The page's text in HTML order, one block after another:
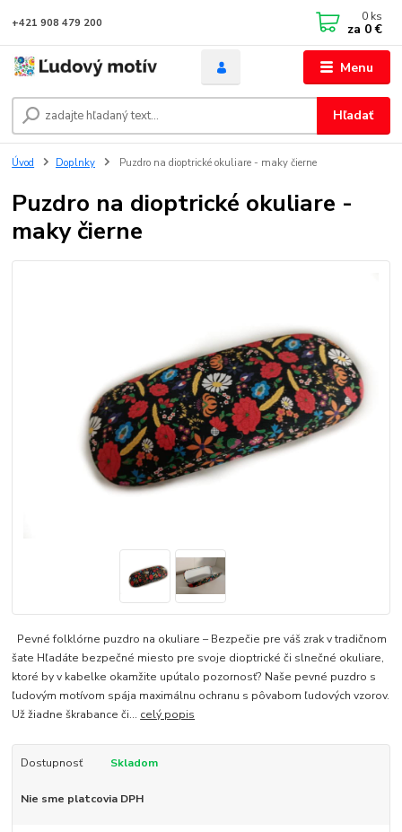
Menu
Hľadať
+421 908 479 200 0 ks
za 0 €
Úvod Doplnky Puzdro na dioptrické okuliare - maky čierne
Puzdro na dioptrické okuliare -
maky čierne
Pevné folklórne puzdro na okuliare – Bezpečie pre váš zrak v tradičnom
šate Hľadáte bezpečné miesto pre svoje dioptrické či slnečné okuliare,
ktoré by v kabelke okamžite upútalo pozornosť? Naše pevné puzdro s
ľudovým motívom spája maximálnu ochranu s pôvabom ľudových vzorov.
Už žiadne škrabance či... celý popis
Dostupnosť Skladom
Nie sme platcovia DPH